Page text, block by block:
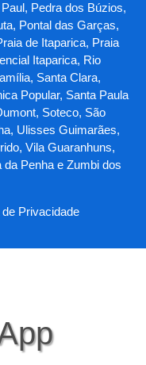
Pedra dos Búzios,
Pontal das Garças,
de Itaparica, Praia
Itaparica, Rio
Santa Clara,
Popular, Santa Paula
Soteco, São
Ulisses Guimarães,
Vila Guaranhuns,
Penha e Zumbi dos
Privacidade